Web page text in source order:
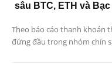
sâu BTC, ETH và
Theo báo cáo thanh khoản
đứng đầu trong nhóm chín